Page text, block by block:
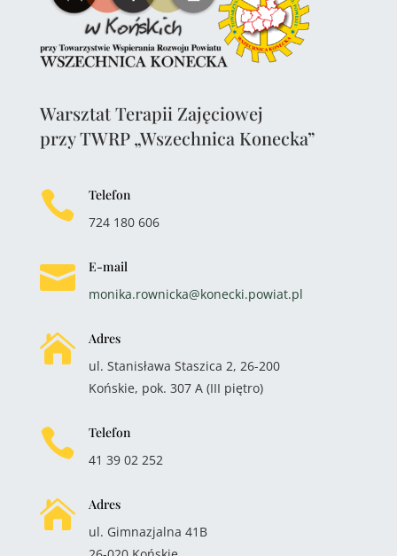
Warsztat Terapii Zajęciowej
przy TWRP „Wszechnica Konecka”

Telefon
724 180 606

E-mail
monika.rownicka@konecki.powiat.pl

Adres
ul. Stanisława Staszica 2, 26-200
Końskie, pok. 307 A (III piętro)

Telefon
41 39 02 252

Adres
ul. Gimnazjalna 41B